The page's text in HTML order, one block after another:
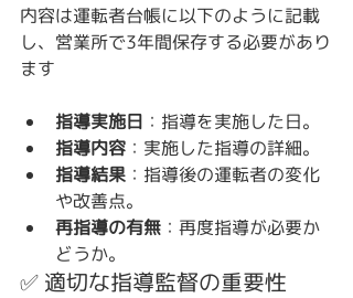
内容は運転者台帳に以下のように記載
し、営業所で3年間保存する必要があり
ます
指導実施日 ：指導を実施した日。
指導内容 ：実施した指導の詳細。
指導結果 ：指導後の運転者の変化
や改善点。
再指導の有無 ：再度指導が必要か
どうか。
✅ 適切な指導監督の重要性